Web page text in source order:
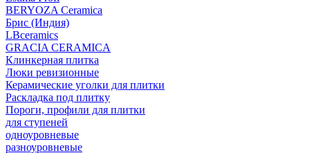
BERYOZA Ceramica
Брис (Индия)
LBceramics
GRACIA CERAMICA
Клинкерная плитка
Люки ревизионные
Керамические уголки для плитки
Раскладка под плитку
Пороги, профили для плитки
для ступеней
одноуровневые
разноуровневые